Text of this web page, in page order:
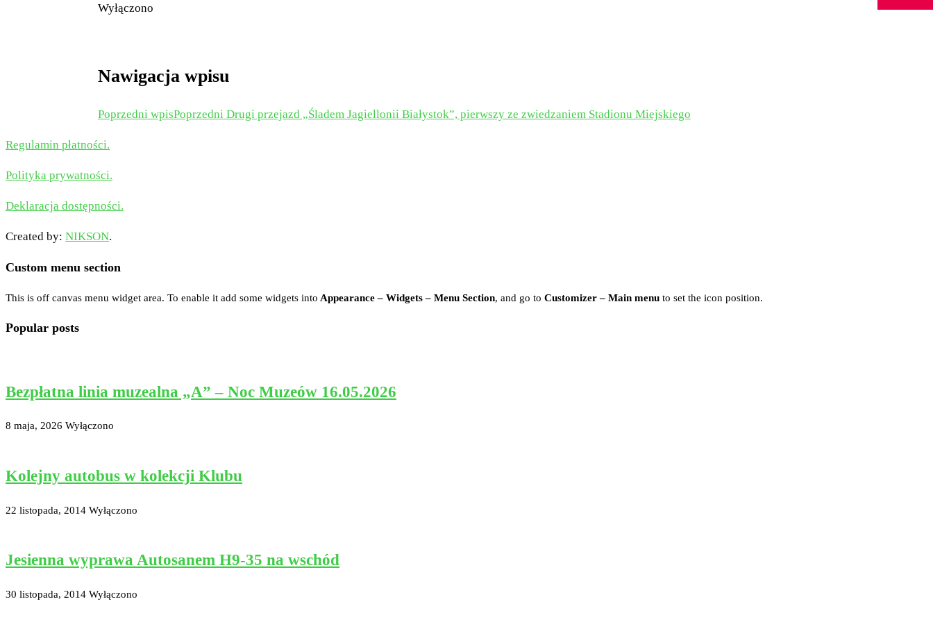
Wyłączono
Nawigacja wpisu
Poprzedni wpisPoprzedni Drugi przejazd „Śladem Jagiellonii Białystok”, pierwszy ze zwiedzaniem Stadionu Miejskiego
Regulamin płatności.
Polityka prywatności.
Deklaracja dostępności.
Created by: NIKSON.
Custom menu section
This is off canvas menu widget area. To enable it add some widgets into Appearance – Widgets – Menu Section, and go to Customizer – Main menu to set the icon position.
Popular posts
Bezpłatna linia muzealna „A” – Noc Muzeów 16.05.2026
8 maja, 2026 Wyłączono
Kolejny autobus w kolekcji Klubu
22 listopada, 2014 Wyłączono
Jesienna wyprawa Autosanem H9-35 na wschód
30 listopada, 2014 Wyłączono